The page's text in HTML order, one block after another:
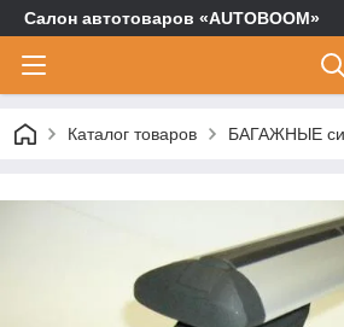
Салон автотоваров «AUTOBOOM»
Каталог товаров БАГАЖНЫЕ